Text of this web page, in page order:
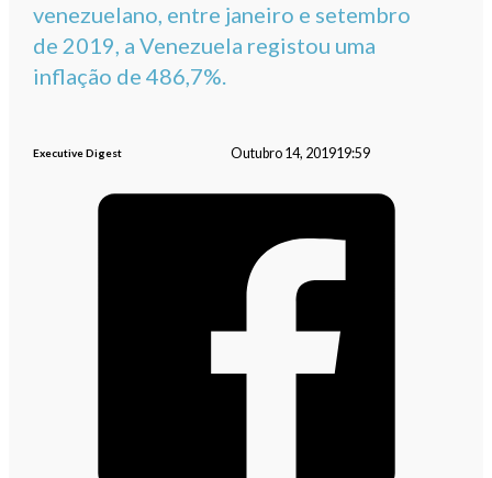
venezuelano, entre janeiro e setembro
de 2019, a Venezuela registou uma
inflação de 486,7%.
Executive Digest Outubro 14, 201919:59